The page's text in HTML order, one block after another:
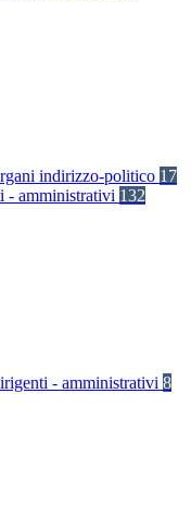
indirizzo-politico 17
- amministrativi 132
- amministrativi 8